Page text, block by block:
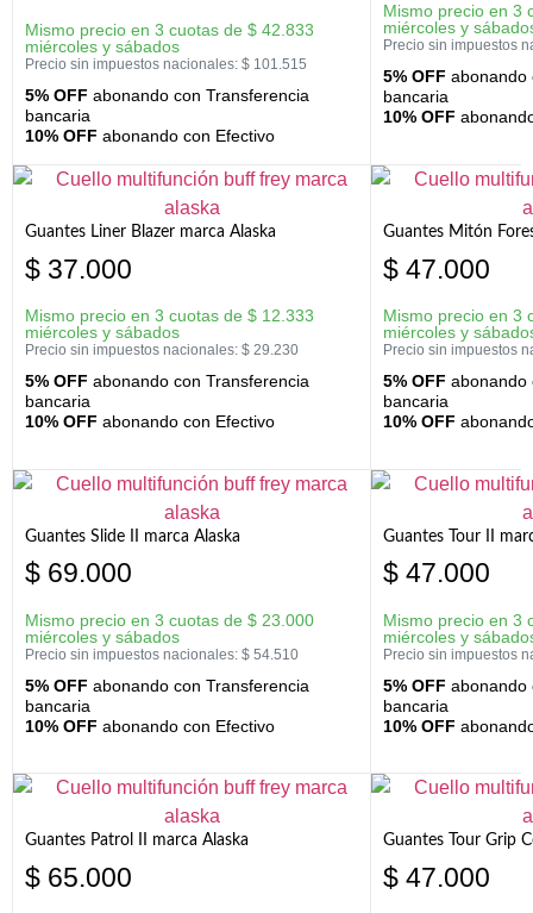
Mismo precio en 3 cuotas de $ 42.833
miércoles y sábados
Precio sin impuestos nacionales: $ 101.515
5% OFF abonando con Transferencia
bancaria
10% OFF abonando con Efectivo
Mismo precio en 3
miércoles y
Precio sin impuestos
5% OFF abonando
bancaria
10% OFF
Guantes Liner Blazer marca Alaska
$ 37.000
Mismo precio en 3 cuotas de $ 12.333
miércoles y sábados
Precio sin impuestos nacionales: $ 29.230
5% OFF abonando con Transferencia
bancaria
10% OFF abonando con Efectivo
Guantes Mitón
$ 47.000
Mismo precio en 3
miércoles y
Precio sin impuestos
5% OFF abonando
bancaria
10% OFF
Guantes Slide II marca Alaska
$ 69.000
Mismo precio en 3 cuotas de $ 23.000
miércoles y sábados
Precio sin impuestos nacionales: $ 54.510
5% OFF abonando con Transferencia
bancaria
10% OFF abonando con Efectivo
Guantes Tour II
$ 47.000
Mismo precio en 3
miércoles y
Precio sin impuestos
5% OFF abonando
bancaria
10% OFF
Guantes Patrol II marca Alaska
$ 65.000
Guantes Tour Grip
$ 47.000